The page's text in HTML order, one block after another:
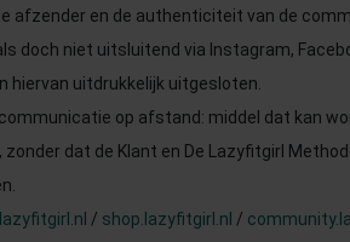
afzender en de authenticiteit van de
doch niet uitsluitend via Instagram,
hiervan uitdrukkelijk uitgesloten.
op afstand: middel dat kan
dat de Klant en De Lazyfitgirl
/ shop.lazyfitgirl.nl /